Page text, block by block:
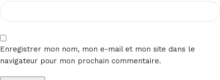
Enregistrer mon nom, mon e-mail et mon site dans le
navigateur pour mon prochain commentaire.